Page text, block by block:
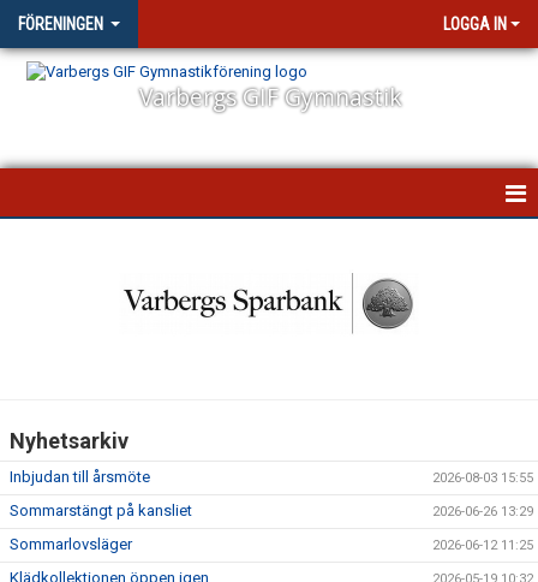
FÖRENINGEN LOGGA IN
Varbergs GIF Gymnastik
FÖRSÄKRING
FÖRÄLDRAENGAGEMANG
SPONSRING
Nyhetsarkiv
Inbjudan till årsmöte 2026-08-03 15:55
Sommarstängt på kansliet 2026-06-26 13:29
Sommarlovsläger 2026-06-12 11:25
Klädkollektionen öppen igen